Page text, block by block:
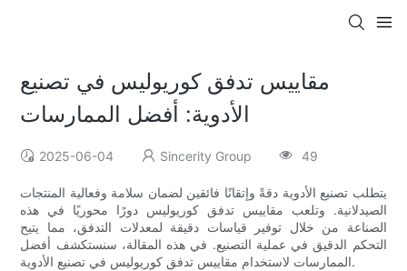
مقاييس تدفق كوريوليس في تصنيع
الأدوية: أفضل الممارسات
2025-06-04 Sincerity Group 49
يتطلب تصنيع الأدوية دقةً وإتقانًا فائقين لضمان سلامة وفعالية المنتجات
الصيدلانية. وتلعب مقاييس تدفق كوريوليس دورًا محوريًا في هذه
الصناعة من خلال توفير قياسات دقيقة لمعدلات التدفق، مما يتيح
التحكم الدقيق في عملية التصنيع. في هذه المقالة، سنستكشف أفضل
الممارسات لاستخدام مقاييس تدفق كوريوليس في تصنيع الأدوية.